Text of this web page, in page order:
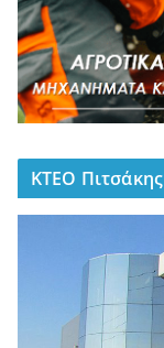
ΚΤΕΟ Πιτσάκης